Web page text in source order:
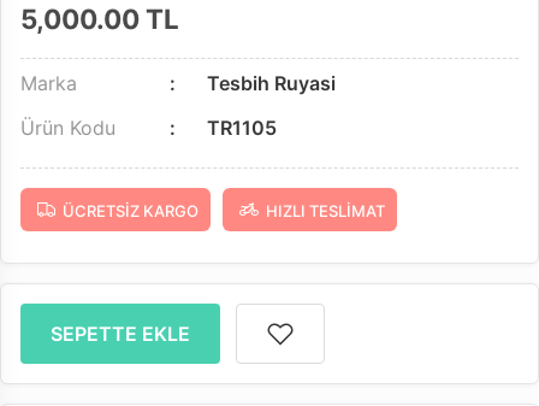
5,000.00TL
Marka
Tesbih Ruyasi
Ürün Kodu
TR1105
ÜCRETSIZ KARGO HIZLI TESLIMAT
SEPETTE EKLE